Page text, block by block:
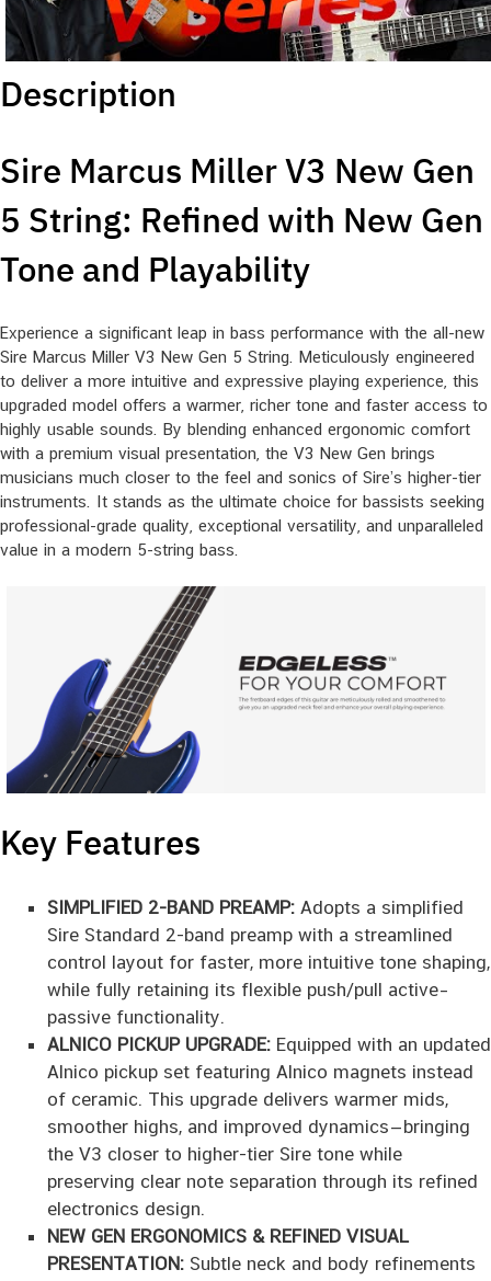
Description
Sire Marcus Miller V3 New Gen
5 String: Refined with New Gen
Tone and Playability
Experience a significant leap in bass performance with the all-new
Sire Marcus Miller V3 New Gen 5 String. Meticulously engineered
to deliver a more intuitive and expressive playing experience, this
upgraded model offers a warmer, richer tone and faster access to
highly usable sounds. By blending enhanced ergonomic comfort
with a premium visual presentation, the V3 New Gen brings
musicians much closer to the feel and sonics of Sire’s higher-tier
instruments. It stands as the ultimate choice for bassists seeking
professional-grade quality, exceptional versatility, and unparalleled
value in a modern 5-string bass.
Key Features
SIMPLIFIED 2-BAND PREAMP:Adopts a simplified
Sire Standard 2-band preamp with a streamlined
control layout for faster, more intuitive tone shaping,
while fully retaining its flexible push/pull active–
passive functionality.
ALNICO PICKUP UPGRADE:Equipped with an updated
Alnico pickup set featuring Alnico magnets instead
of ceramic. This upgrade delivers warmer mids,
smoother highs, and improved dynamics—bringing
the V3 closer to higher-tier Sire tone while
preserving clear note separation through its refined
electronics design.
NEW GEN ERGONOMICS & REFINED VISUAL
PRESENTATION:Subtle neck and body refinements